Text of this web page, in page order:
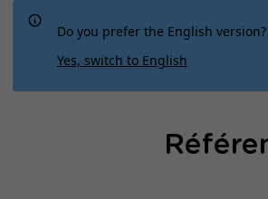
Québec
Do you prefer the English version?
Yes, switch to English